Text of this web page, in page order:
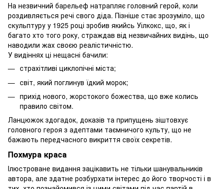
На незвичний барельеф натрапляє головний герой, коли
роздивляється речі свого діда. Пізніше стає зрозуміло, що
скульптуру у 1925 році зробив якийсь Уілкокс, що, як і
багато хто того року, страждав від незвичайних видінь, що
наводили жах своєю реалістичністю.
У видіннях ці нещасні бачили:
страхітливі циклопічні міста;
світ, який поглинув їдкий морок;
прихід нового, жорстокого божества, що вже колись
правило світом.
Ланцюжок здогадок, доказів та припущень зіштовхує
головного героя з адептами таємничого культу, що не
бажають передчасного викриття своїх секретів.
Похмура краса
Ілюстроване видання зацікавить не тільки шанувальників
автора, але здатне розбурхати інтерес до його творчості і в